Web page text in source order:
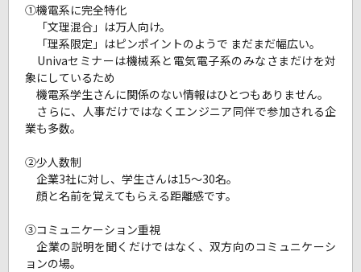
①機電系に完全特化
「文理混合」は万人向け。
「理系限定」はピンポイントのようで まだまだ幅広い。
Univaセミナーは機械系と電気電子系のみなさまだけを対
象にしているため
機電系学生さんに関係のない情報はひとつもありません。
さらに、人事だけではなくエンジニア同伴で参加される企
業も多数。
②少人数制
企業3社に対し、学生さんは15～30名。
顔と名前を覚えてもらえる距離感です。
③コミュニケーション重視
企業の説明を聞くだけではなく、双方向のコミュニケーシ
ョンの場。